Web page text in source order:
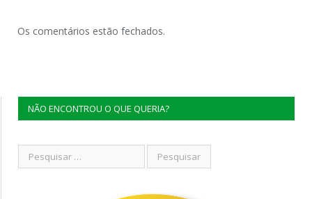
Os comentários estão fechados.
NÃO ENCONTROU O QUE QUERIA?